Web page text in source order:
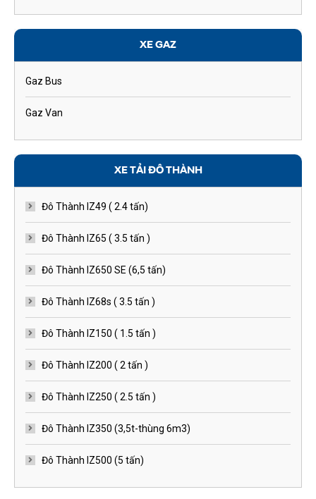
XE GAZ
Gaz Bus
Gaz Van
XE TẢI ĐÔ THÀNH
Đô Thành IZ49 ( 2.4 tấn)
Đô Thành IZ65 ( 3.5 tấn )
Đô Thành IZ650 SE (6,5 tấn)
Đô Thành IZ68s ( 3.5 tấn )
Đô Thành IZ150 ( 1.5 tấn )
Đô Thành IZ200 ( 2 tấn )
Đô Thành IZ250 ( 2.5 tấn )
Đô Thành IZ350 (3,5t-thùng 6m3)
Đô Thành IZ500 (5 tấn)